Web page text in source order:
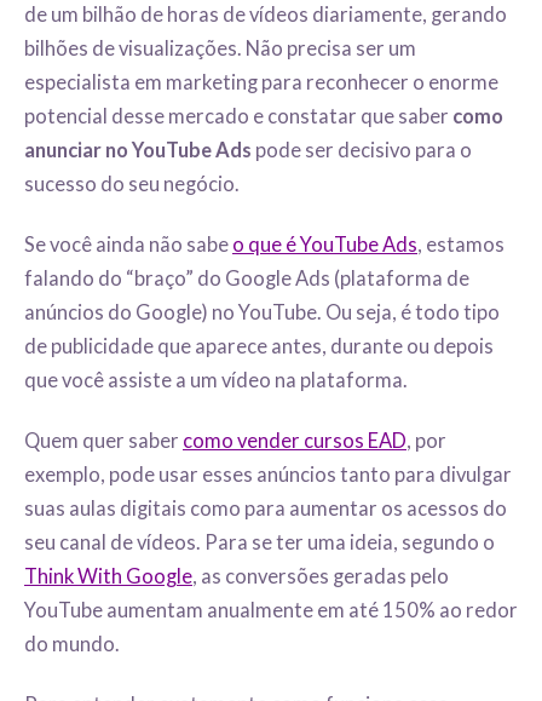
de um bilhão de horas de vídeos diariamente, gerando
bilhões de visualizações. Não precisa ser um
especialista em marketing para reconhecer o enorme
potencial desse mercado e constatar que saber como
anunciar no YouTube Ads pode ser decisivo para o
sucesso do seu negócio.
Se você ainda não sabe o que é YouTube Ads, estamos
falando do “braço” do Google Ads (plataforma de
anúncios do Google) no YouTube. Ou seja, é todo tipo
de publicidade que aparece antes, durante ou depois
que você assiste a um vídeo na plataforma.
Quem quer saber como vender cursos EAD, por
exemplo, pode usar esses anúncios tanto para divulgar
suas aulas digitais como para aumentar os acessos do
seu canal de vídeos. Para se ter uma ideia, segundo o
Think With Google, as conversões geradas pelo
YouTube aumentam anualmente em até 150% ao redor
do mundo.